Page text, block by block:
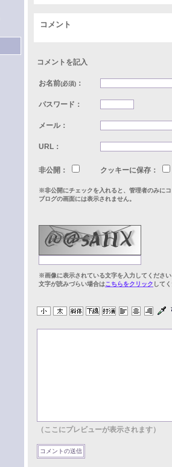
コメント
コメントを記入
お名前(必須) ：
パスワード：
メール：
URL：
非公開： クッキーに保存：
※非公開にチェックを入れると、管理者のみに
ブログの画面には表示されません。
※画像に表示されている文字を入力してくださ
文字が読みづらい場合はこちらをクリック して
（ここにプレビューが表示されます）